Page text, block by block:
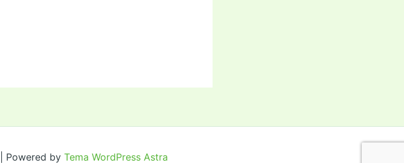
Powered by Tema WordPress Astra